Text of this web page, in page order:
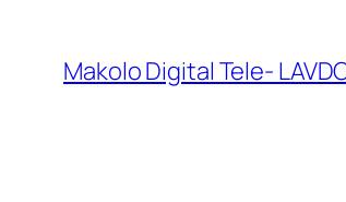
Makolo Digital Tele-